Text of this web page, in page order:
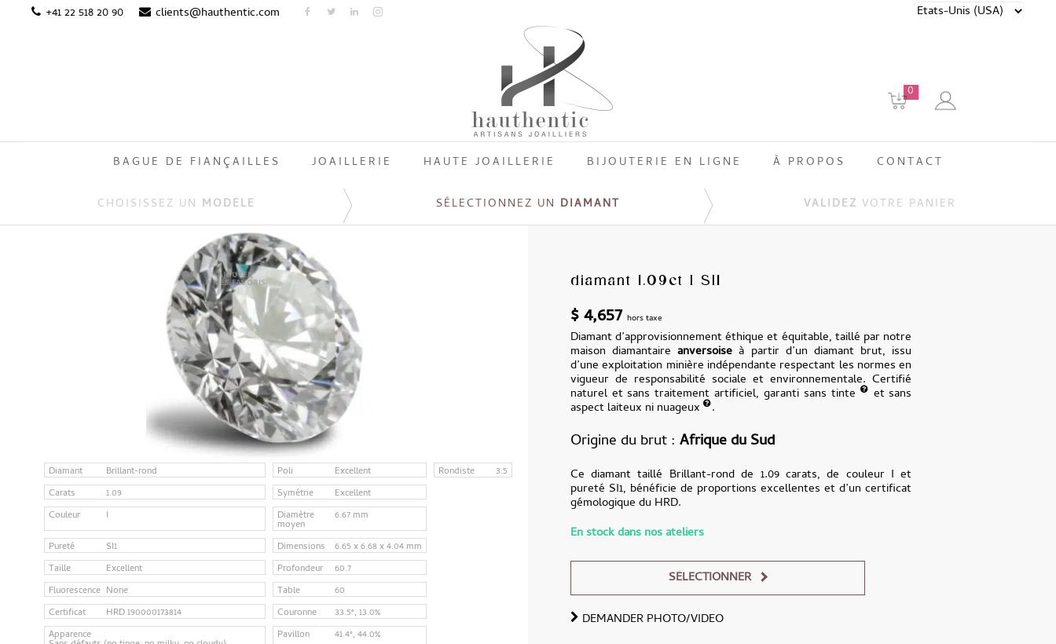
+41 22 518 20 90 clients@hauthentic.com
BAGUE DE FIANÇAILLES JOAILLERIE HAUTE JOAILLERIE BIJOUTERIE EN LIGNE À PROPOS CONTACT
0
CHOISISSEZ UN MODÈLE SÉLECTIONNEZ UN DIAMANT VALIDEZ VOTRE PANIER
AJOUTER
À MES FAVORIS
Diamant
Brillant-rond
Carats
1.09
Couleur
I
Pureté
SI1
Taille
Excellent
Fluorescence None
Certificat
HRD 190000173814
Apparence
Poli
Excellent
Symétrie
Excellent
Diamètre
moyen
6.67 mm
Dimensions
6.65 x 6.68 x 4.04 mm
Profondeur
60.7
Table
60
Couronne
33.5°, 13.0%
Pavillon
41.4°, 44.0%
Rondiste 3.5
diamant 1.09ct I SI1
$4,657 hors taxe
Diamant d’approvisionnement éthique et équitable, taillé par notre
maison diamantaireanversoise à partir d’un diamant brut, issu
d’une exploitation minière indépendante respectant les normes en
vigueur de responsabilité sociale et environnementale. Certifié
naturel et sans traitement artificiel, garanti sans tinte et sans
aspect laiteux ni nuageux .
Origine du brut Afrique du Sud
Ce diamant taillé Brillant-rond de 1.09 carats, de couleur I et
pureté SI1, bénéficie de proportions excellentes et d’un certificat
gémologique du HRD.
En stock dans nos ateliers
SÉLECTIONNER
Alternative:
DEMANDER PHOTO/VIDEO